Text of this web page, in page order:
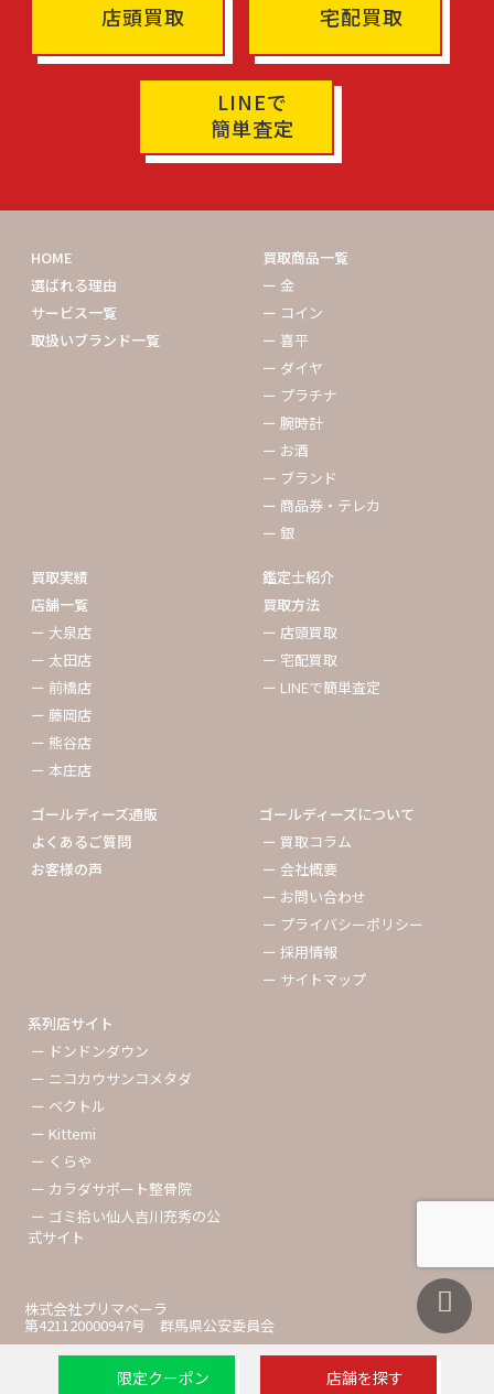
店頭買取 宅配買取
LINEで
簡単査定
HOME
選ばれる理由
サービス一覧
取扱いブランド一覧
買取商品一覧
ー 金
ー コイン
ー 喜平
ー ダイヤ
ー プラチナ
ー 腕時計
ー お酒
ー ブランド
ー 商品券・テレカ
ー 銀
買取実績
店舗一覧
ー 大泉店
ー 太田店
ー 前橋店
ー 藤岡店
ー 熊谷店
ー 本庄店
鑑定士紹介
買取方法
ー 店頭買取
ー 宅配買取
ー LINEで簡単査定
ゴールディーズ通販
よくあるご質問
お客様の声
ゴールディーズについて
ー 買取コラム
ー 会社概要
ー お問い合わせ
ー プライバシーポリシー
ー 採用情報
ー サイトマップ
系列店サイト
ー ドンドンダウン
ー ニコカウサンコメタダ
ー ベクトル
ー Kittemi
ー くらや
ー カラダサポート整骨院
ー ゴミ拾い仙人吉川充秀の公
式サイト
株式会社プリマベーラ
第421120000947号 群馬県公安委員会
限定クーポン 店舗を探す